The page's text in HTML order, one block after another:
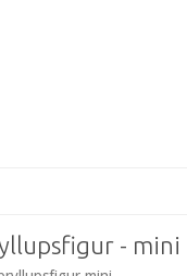
- mini